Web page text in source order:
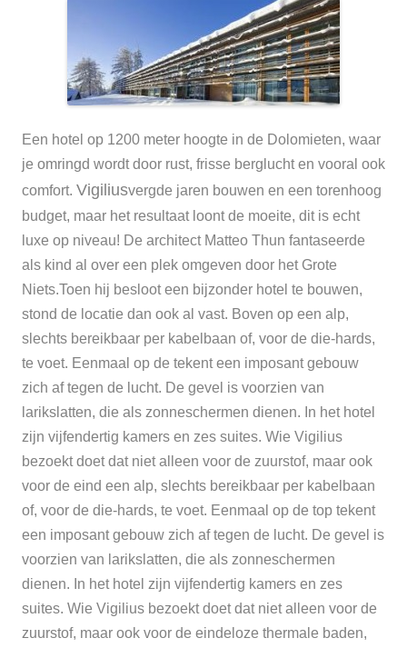
Een hotel op 1200 meter hoogte in de Dolomieten, waar
je omringd wordt door rust, frisse berglucht en vooral ook
comfort. Vigiliusvergde jaren bouwen en een torenhoog
budget, maar het resultaat loont de moeite, dit is echt
luxe op niveau! De architect Matteo Thun fantaseerde
als kind al over een plek omgeven door het Grote
Niets.Toen hij besloot een bijzonder hotel te bouwen,
stond de locatie dan ook al vast. Boven op een alp,
slechts bereikbaar per kabelbaan of, voor de die-hards,
te voet. Eenmaal op de tekent een imposant gebouw
zich af tegen de lucht. De gevel is voorzien van
larikslatten, die als zonneschermen dienen. In het hotel
zijn vijfendertig kamers en zes suites. Wie Vigilius
bezoekt doet dat niet alleen voor de zuurstof, maar ook
voor de eind een alp, slechts bereikbaar per kabelbaan
of, voor de die-hards, te voet. Eenmaal op de top tekent
een imposant gebouw zich af tegen de lucht. De gevel is
voorzien van larikslatten, die als zonneschermen
dienen. In het hotel zijn vijfendertig kamers en zes
suites. Wie Vigilius bezoekt doet dat niet alleen voor de
zuurstof, maar ook voor de eindeloze thermale baden,